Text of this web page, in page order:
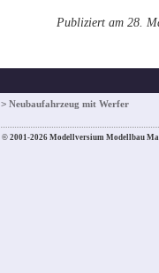
Publiziert am 28.
> Neubaufahrzeug mit Werfer
© 2001-2026 Modellversium Modellbau